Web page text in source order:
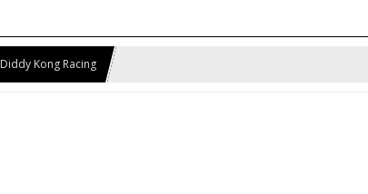
Diddy Kong Racing